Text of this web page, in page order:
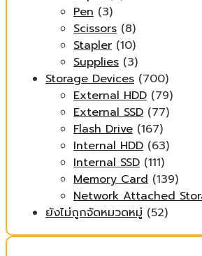
Pen (3)
Scissors (8)
Stapler (10)
Supplies (3)
Storage Devices (700)
External HDD (79)
External SSD (77)
Flash Drive (167)
Internal HDD (63)
Internal SSD (111)
Memory Card (139)
Network Attached
ยังไม่ถูกจัดหมวดหมู่ (52)